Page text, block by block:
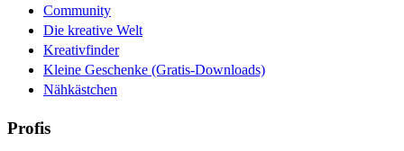
Community
Die kreative Welt
Kreativfinder
Kleine Geschenke (Gratis-Downloads)
Nähkästchen
Profis